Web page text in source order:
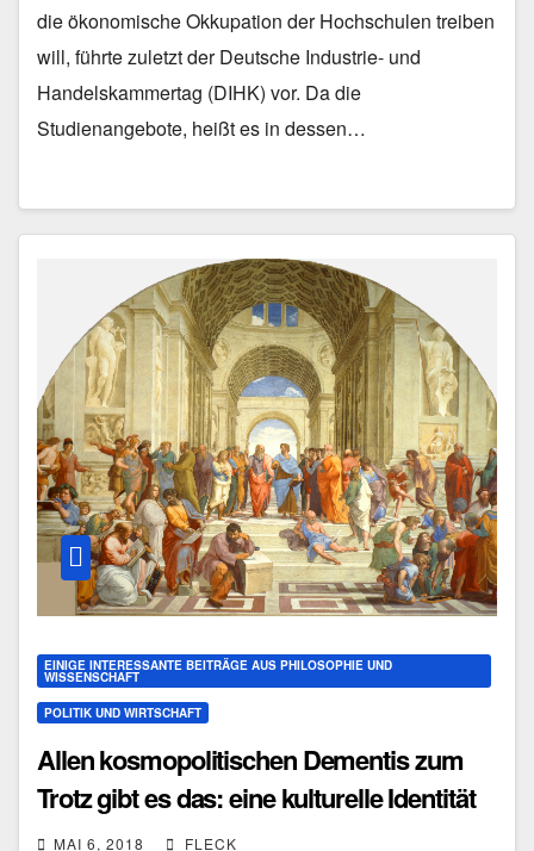
die ökonomische Okkupation der Hochschulen treiben
will, führte zuletzt der Deutsche Industrie- und
Handelskammertag (DIHK) vor. Da die
Studienangebote, heißt es in dessen…
EINIGE INTERESSANTE BEITRÄGE AUS PHILOSOPHIE UND
WISSENSCHAFT
POLITIK UND WIRTSCHAFT
Allen kosmopolitischen Dementis zum
Trotz gibt es das: eine kulturelle Identität
der Person
MAI 6, 2018 FLECK